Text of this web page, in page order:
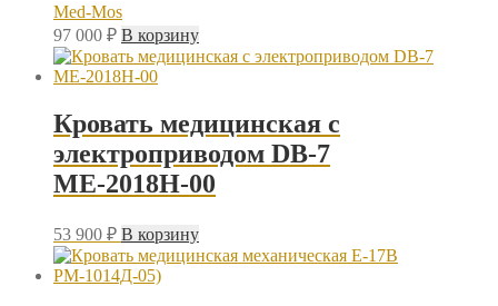
Med-Mos
97 000 ₽ В корзину
Кровать медицинская с
электроприводом DB-7
MЕ-2018Н-00
53 900 ₽ В корзину